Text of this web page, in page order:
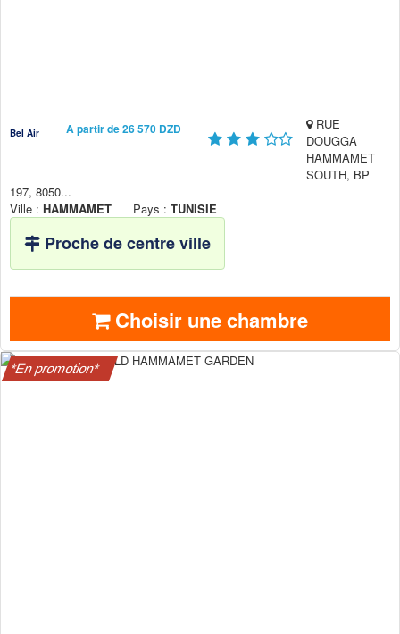
Bel Air A partir de 26 570 DZD
RUE
DOUGGA
HAMMAMET
SOUTH, BP
197, 8050...
Ville : HAMMAMET Pays : TUNISIE
Proche de centre ville
Choisir une chambre
*En promotion*